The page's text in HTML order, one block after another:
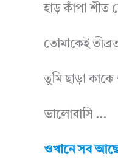
হাড় কাঁপা
তোমাকেই
তুমি ছাড়া
ভালোবাসি …
ওখানে সব